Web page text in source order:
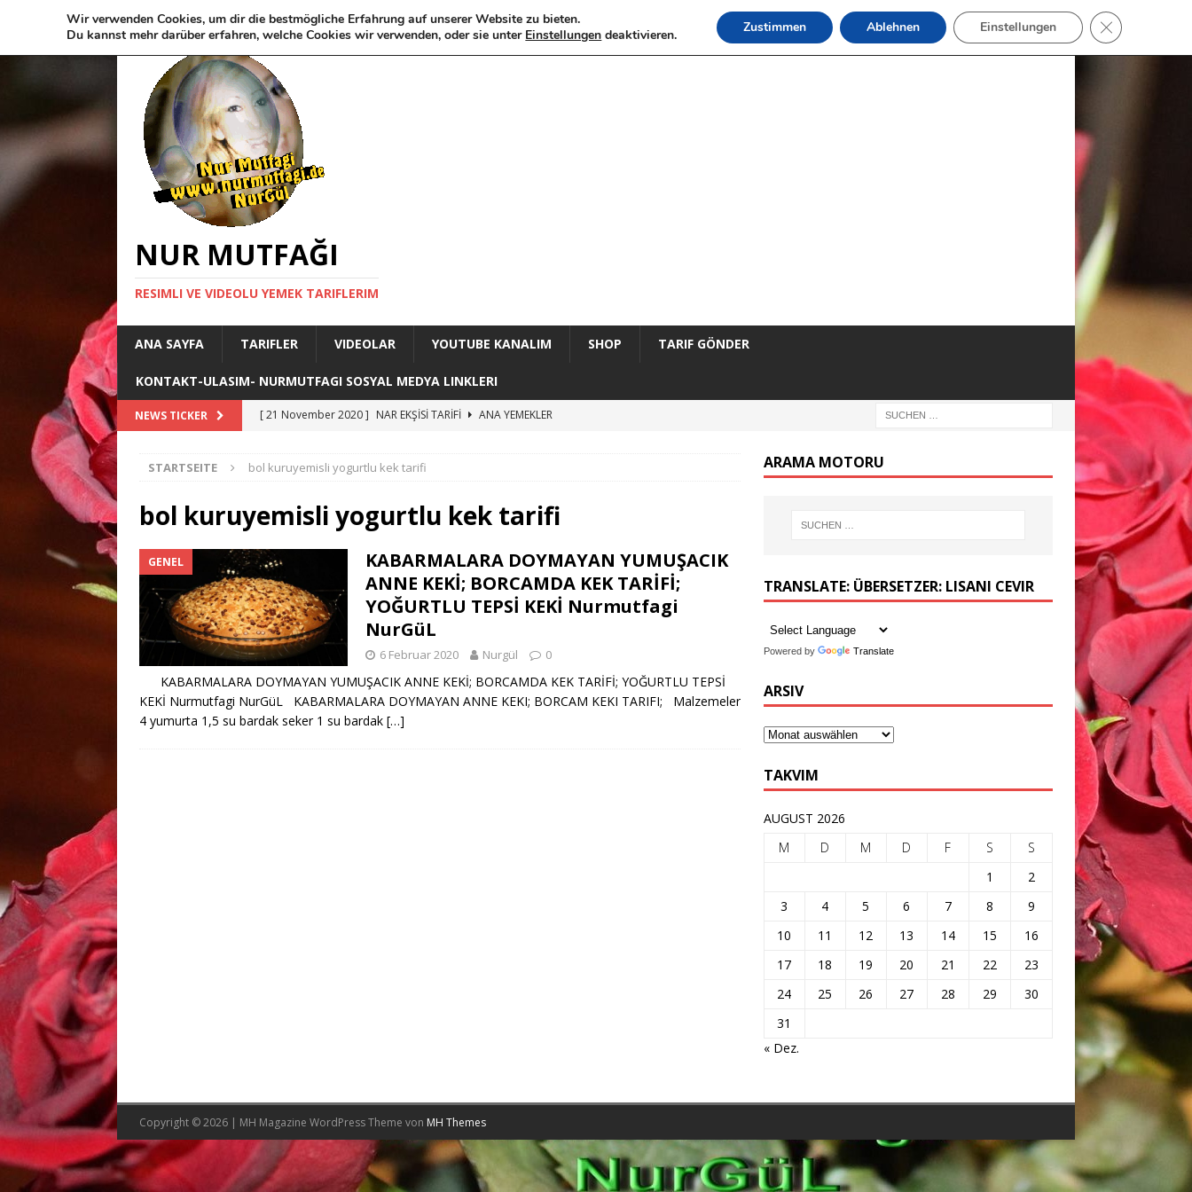
NUR MUTFAĞI
RESIMLI VE VIDEOLU YEMEK TARIFLERIM
ANA SAYFA TARIFLER VIDEOLAR YOUTUBE KANALIM SHOP TARIF GÖNDER
KONTAKT-ULASIM- NURMUTFAGI SOSYAL MEDYA LINKLERI
NEWS TICKER [ 21 November 2020 ] NAR EKŞİSİ TARİFİ
ANA YEMEKLER
[ 10 Oktober 2020 ] SALMA BULGUR PİLAVI ET SUYUNA SALMA TEREYAĞLI BULGUR PİLAV
ANA YEMEKLER
[ 8 Oktober 2020 ]
BAMYA TURŞUSU TARİFİ
[ 25 Dezember 2020 ] Mercimekli Kesme Aşı tarifi, etli mercimek aşı nasıl yapılır
ANA
YEMEKLER
STARTSEITE bol kuruyemisli yogurtlu kek tarifi
bol kuruyemisli yogurtlu kek tarifi
GENEL
KABARMALARA DOYMAYAN YUMUŞACIK
ANNE KEKİ; BORCAMDA KEK TARİFİ;
YOĞURTLU TEPSİ KEKİ Nurmutfagi
NurGüL
6 Februar 2020 Nurgül 0
KABARMALARA DOYMAYAN YUMUŞACIK ANNE KEKİ; BORCAMDA KEK TARİFİ; YOĞURTLU TEPSİ
KEKİ Nurmutfagi NurGüL KABARMALARA DOYMAYAN ANNE KEKI; BORCAM KEKI TARIFI; Malzemeler
4 yumurta 1,5 su bardak seker 1 su bardak […]
ARAMA MOTORU
TRANSLATE: ÜBERSETZER: LISANI CEVIR
Powered by Translate
ARSIV
TAKVIM
AUGUST 2026
M
D M D F S
S
1
2
3
4 5 6 7 8
9
10
11 12 13 14 15
16
17
18 19 20 21 22
23
24
25 26 27 28 29
30
31
« Dez.
Copyright © 2026 | MH Magazine WordPress Theme von MH Themes
Wir verwenden Cookies, um dir die bestmögliche Erfahrung auf unserer Website zu bieten.
Du kannst mehr darüber erfahren, welche Cookies wir verwenden, oder sie unter Einstellungen deaktivieren. Zustimmen Ablehnen Einstellungen GDPR Cookie-